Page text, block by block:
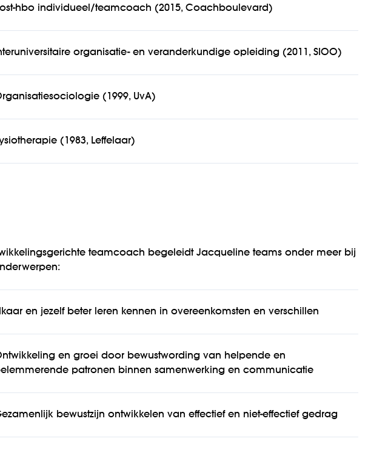
hbo individueel/teamcoach (2015, Coachboulevard)
organisatie- en veranderkundige opleiding (2011, SIOO)
(1999, UvA)
(1983, Leffelaar)
teamcoach begeleidt Jacqueline teams onder meer bij
en jezelf beter leren kennen in overeenkomsten en verschillen
en groei door bewustwording van helpende en
patronen binnen samenwerking en communicatie
bewustzijn ontwikkelen van effectief en niet-effectief gedrag